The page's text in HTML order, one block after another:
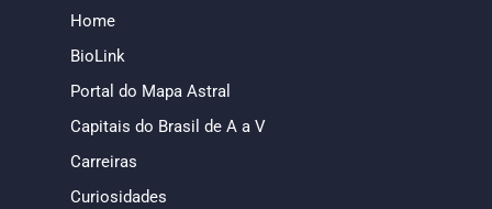
Home
BioLink
Portal do Mapa Astral
Capitais do Brasil de A a V
Carreiras
Curiosidades